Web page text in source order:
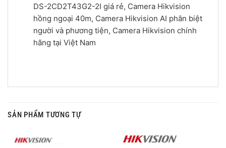
DS-2CD2T43G2-2I giá rẻ, Camera Hikvision
hồng ngoại 40m, Camera Hikvision AI phân biệt
người và phương tiện, Camera Hikvision chính
hãng tại Việt Nam
SẢN PHẨM TƯƠNG TỰ